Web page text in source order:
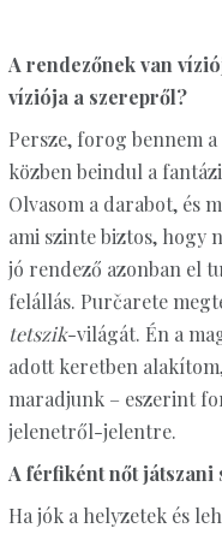
A rendezőnek van
víziója a szerepről?
Persze, forog bennem
közben beindul a
Olvasom a darabot, és
ami szinte biztos, hogy
jó rendező azonban el
felállás. Purčarete
tetszik-világát. Én a
adott keretben
maradjunk – eszerint
jelenetről-jelentre.
A férfiként nőt játszani
Ha jók a helyzetek és